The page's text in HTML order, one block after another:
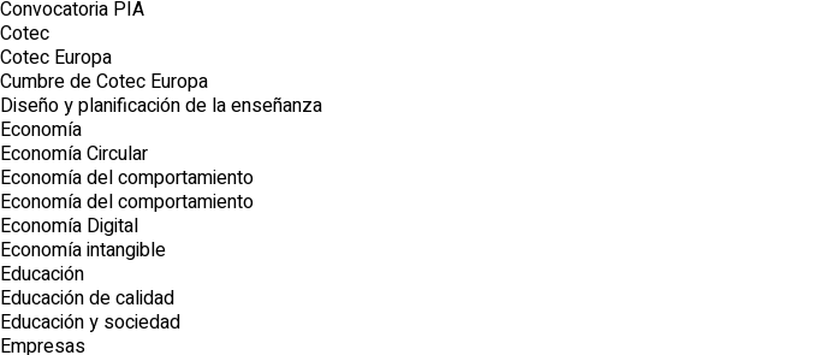
Convocatoria PIA
Cotec
Cotec Europa
Cumbre de Cotec Europa
Diseño y planificación de la enseñanza
Economía
Economía Circular
Economía del comportamiento
Economía del comportamiento
Economía Digital
Economía intangible
Educación
Educación de calidad
Educación y sociedad
Empresas